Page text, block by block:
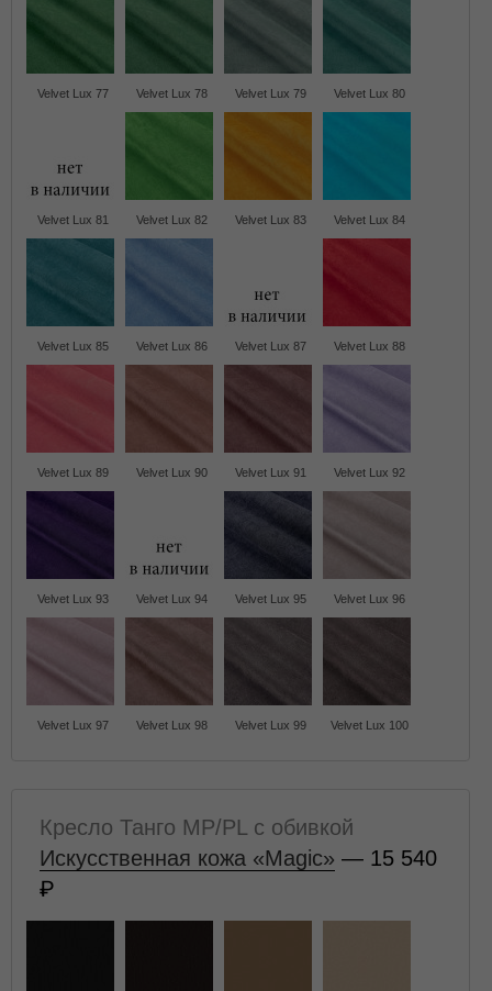
Velvet Lux 77 Velvet Lux 78 Velvet Lux 79 Velvet Lux 80
Velvet Lux 81 Velvet Lux 82 Velvet Lux 83 Velvet Lux 84
Velvet Lux 85 Velvet Lux 86 Velvet Lux 87 Velvet Lux 88
Velvet Lux 89 Velvet Lux 90 Velvet Lux 91 Velvet Lux 92
Velvet Lux 93 Velvet Lux 94 Velvet Lux 95 Velvet Lux 96
Velvet Lux 97 Velvet Lux 98 Velvet Lux 99 Velvet Lux 100
Кресло Танго MP/PL с обивкой
Искусственная кожа «Magic» — 15 540